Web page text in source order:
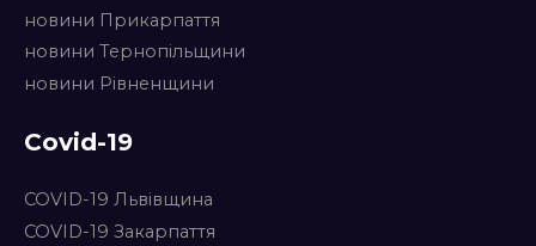
новини Прикарпаття
новини Тернопільщини
новини Рівненщини
Covid-19
COVID-19 Львівщина
COVID-19 Закарпаття